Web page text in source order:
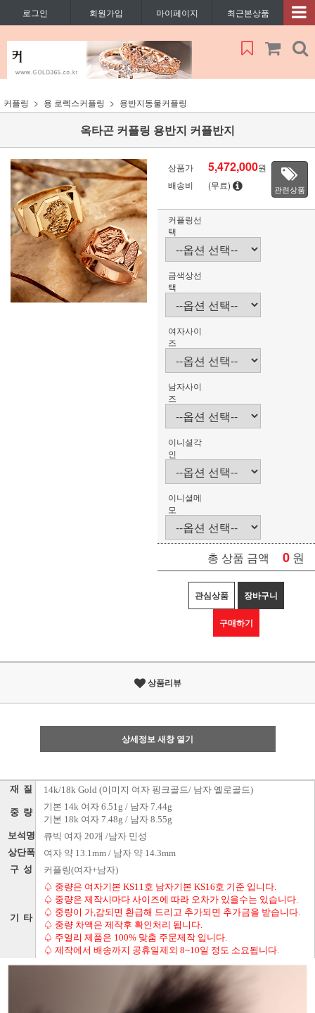
로그인 회원가입 마이페이지 최근본상품
커플링 용 로렉스커플링 용반지동물커플링
옥타곤 커플링 용반지 커플반지
상품가 5,472,000원
배송비
(무료) 관련상품
커플링선
택
금색상선
택
여자사이
즈
남자사이
즈
이니셜각
인
이니셜메
모
총 상품 금액 0 원
관심상품 장바구니
구매하기
상품리뷰
상세정보 새창 열기
재 질 14k/18k Gold (이미지 여자 핑크골드/ 남자 옐로골드)
중 량
기본 14k 여자 6.51g / 남자 7.44g
기본 18k 여자 7.48g / 남자 8.55g
보석명 큐빅 여자 20개 /남자 민성
상단폭 여자 약 13.1mm / 남자 약 14.3mm
구 성 커플링(여자+남자)
기 타
♤ 중량은 여자기본 KS11호 남자기본 KS16호 기준 입니다.
♤ 중량은 제작시마다 사이즈에 따라 오차가 있을수는 있습니다.
♤ 중량이 가,감되면 환급해 드리고 추가되면 추가금을 받습니다.
♤ 중량 차액은 제작후 확인처리 됩니다.
♤ 주얼리 제품은 100% 맞춤 주문제작 입니다.
♤ 제작에서 배송까지 공휴일제외 8~10일 정도 소요됩니다.